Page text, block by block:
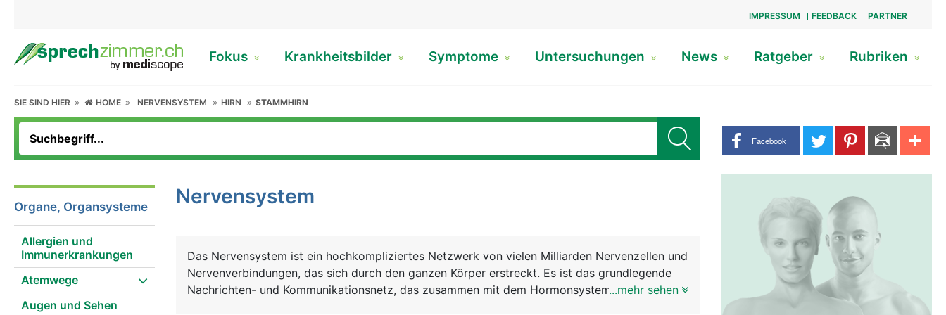
IMPRESSUM FEEDBACK PARTNER
Fokus Krankheitsbilder Symptome Untersuchungen News Ratgeber Rubriken
SIE SIND HIER HOME NERVENSYSTEM HIRN STAMMHIRN
Share buttons
Facebook
Organe, Organsysteme
Allergien und
Immunerkrankungen
Atemwege
Augen und Sehen
Nervensystem
Das Nervensystem ist ein hochkompliziertes Netzwerk von vielen Milliarden Nervenzellen und
Nervenverbindungen, das sich durch den ganzen Körper erstreckt. Es ist das grundlegende
Nachrichten- und Kommunikationsnetz, das zusammen mit dem Hormonsystem alle...mehr sehen